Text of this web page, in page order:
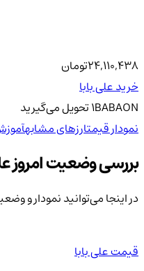
24,110,438تومان
خرید علی بابا
1BABAON تحویلمی‌گیرید
نمودار قیمتارزهای مشابه
بررسی وضعیت امروز
در اینجا می‌توانید نمودار و
قیمت علی بابا